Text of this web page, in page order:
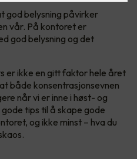
god belysning påvirker
vår. På kontoret er
god belysning og det
er ikke en gitt faktor hele året
både konsentrasjonsevnen
når vi er inne i høst- og
tips til å skape gode
og ikke minst – hva du